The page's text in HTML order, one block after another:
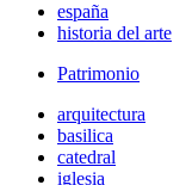
españa
historia del arte
Patrimonio
arquitectura
basilica
catedral
iglesia